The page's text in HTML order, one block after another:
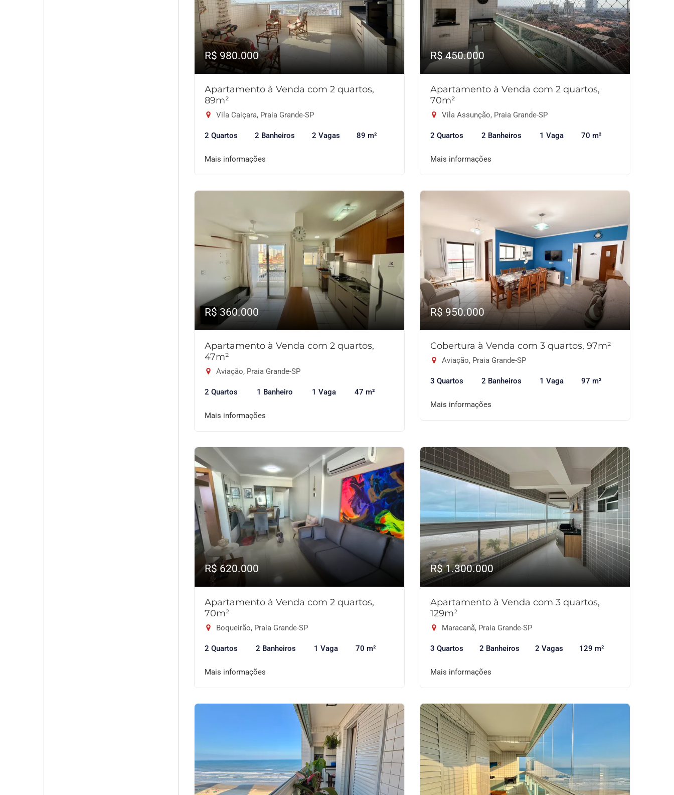
R$ 980.000
Apartamento à Venda com 2 quartos,
89m²
Vila Caiçara, Praia Grande-SP
2 Quartos 2 Banheiros 2 Vagas 89 m²
Mais informações
R$ 450.000
Apartamento à Venda com 2 quartos,
70m²
Vila Assunção, Praia Grande-SP
2 Quartos 2 Banheiros 1 Vaga 70 m²
Mais informações
R$ 360.000
Apartamento à Venda com 2 quartos,
47m²
Aviação, Praia Grande-SP
2 Quartos 1 Banheiro 1 Vaga 47 m²
Mais informações
R$ 950.000
Cobertura à Venda com 3 quartos, 97m²
Aviação, Praia Grande-SP
3 Quartos 2 Banheiros 1 Vaga 97 m²
Mais informações
R$ 620.000
Apartamento à Venda com 2 quartos,
70m²
Boqueirão, Praia Grande-SP
2 Quartos 2 Banheiros 1 Vaga 70 m²
Mais informações
R$ 1.300.000
Apartamento à Venda com 3 quartos,
129m²
Maracanã, Praia Grande-SP
3 Quartos 2 Banheiros 2 Vagas 129 m²
Mais informações